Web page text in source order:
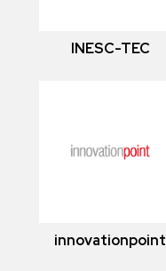
INESC-TEC
innovationpoint